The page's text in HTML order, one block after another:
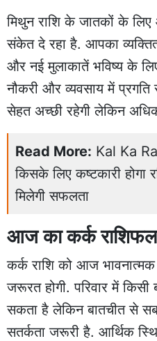
मिथुन राशि के जातकों के
संकेत दे रहा है. आपका
और नई मुलाकातें भविष्य के
नौकरी और व्यवसाय में
सेहत अच्छी रहेगी लेकिन
Read More: Kal Ka
किसके लिए कष्टकारी होगा
मिलेगी सफलता
आज का कर्क
कर्क राशि को आज
जरूरत होगी. परिवार में
सकता है लेकिन बातचीत से सब
सतर्कता जरूरी है. आर्थिक